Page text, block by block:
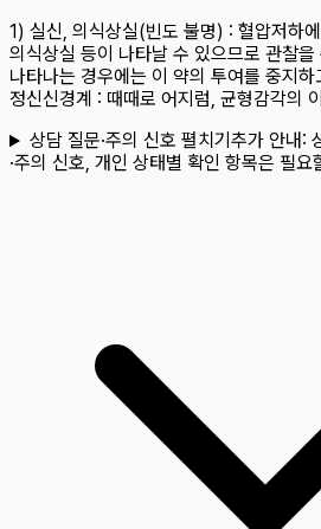
1) 실신, 의식상실(빈도 불명) : 혈압저하
의식상실 등이 나타날 수 있으므로 관찰을
나타나는 경우에는 이 약의 투여를 중지
정신신경계 : 때때로 어지럼, 균형감각의
상담 질문·주의 신호 펼치기 추가 안내:
·주의 신호, 개인 상태별 확인 항목은 필